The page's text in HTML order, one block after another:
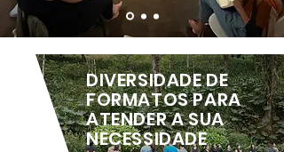
DIVERSIDADE DE
FORMATOS PARA
ATENDER A SUA
NECESSIDADE